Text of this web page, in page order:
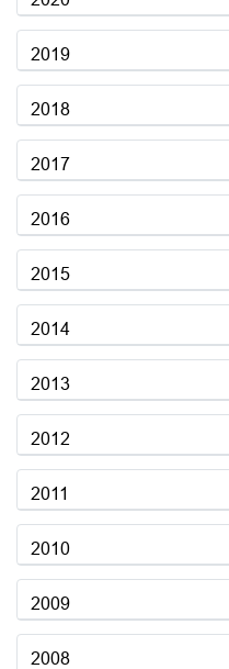
2019
2018
2017
2016
2015
2014
2013
2012
2011
2010
2009
2008